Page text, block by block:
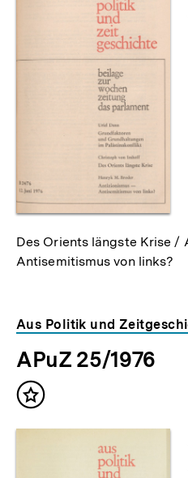
Des Orients längste Krise /
Antisemitismus von links?
Aus Politik und
APuZ 25/1976
Inhalt